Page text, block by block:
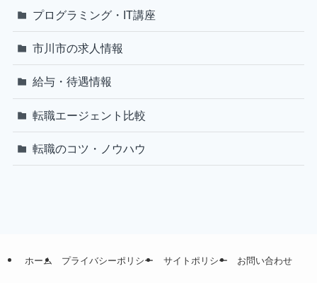
プログラミング・IT講座
市川市の求人情報
給与・待遇情報
転職エージェント比較
転職のコツ・ノウハウ
ホーム プライバシーポリシー サイトポリシー お問い合わせ